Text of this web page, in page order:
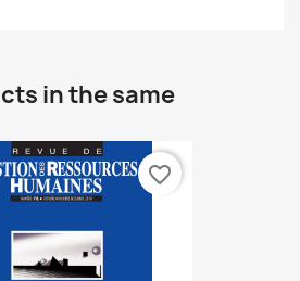
in the same
favorite_border